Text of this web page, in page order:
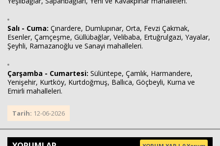
Salı - Cuma: Çınardere, Dumlupınar, Orta, Fevzi Çakmak,
Esenler, Çamçeşme, Güllübağlar, Velibaba, Ertuğrulgazi, Yayalar,
Şeyhli, Ramazanoğlu ve Sanayi mahalleleri.
Çarşamba - Cumartesi: Sülüntepe, Çamlık, Harmandere,
Yenişehir, Kurtköy, Kurtdoğmuş, Ballıca, Göçbeyli, Kurna ve
Emirli mahalleleri.
Tarih: 12-06-2026